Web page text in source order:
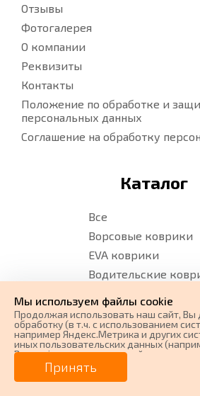
0 ₽
от0₽/мес. Плати частями
Отзывы
Фотогалерея
О компании
Реквизиты
Контакты
Положение по обработке и
персональных данных
Соглашение на обработку
Каталог
Все
Ворсовые коврики
EVA коврики
Водительские
Карта сайта. Ворс
Карта сайта. EVA
Время
Мы используем файлы cookie
Продолжая использовать наш cайт, Вы
обработку (в т.ч. с использованием
например Яндекс.Метрика и других
иных пользовательских данных
Вашем ip-адресе, сведений о
устройства, времени посещения
ресурсах сети Интернет, с которых
переходы на наш сайт, сведения о
Принять